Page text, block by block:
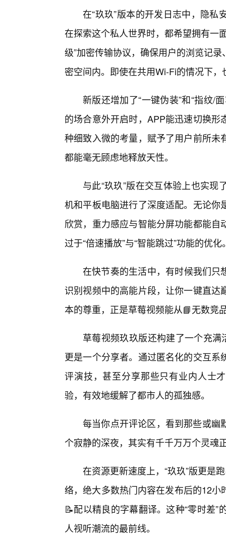
在“玖玖”版本的开发日志中，隐
在探索这个私人世界时，都希望拥有一
级”加密传输协议，确保用户的浏览记
密空间内。即使在共用Wi-Fi的情况下
新版还增加了“一键伪装”和“指纹/
的场合意外开启时，APP能迅速切换
种细致入微的考量，赋予了用户前所
都能毫无顾虑地释放天性。
与此“玖玖”版在交互体验上也实
机和平板电脑进行了深度适配。无论
欣赏，重力感应与智能分屏功能都能
过于“倍速播放”与“智能跳过”功能的优化
在快节奏的生活中，有时候我们
识别视频中的高能片段，让你一键直
本的尊重，正是草莓视频能从📘无数竞
草莓视频玖玖版还构建了一个充满
更是一个分享者。通过匿名化的交互
评演技，甚至分享那些只有业内人士
验，有效地缓解了都市人的孤独感。
每当你点开评论区，看到那些或幽
个寂静的深夜，其实有千千万万个灵魂
在资源更新速度上，“玖玖”版更是
络，绝大多数热门内容在发布后的12
📝配以精良的字幕翻译。这种“零时差
人视听潮流的最前线。